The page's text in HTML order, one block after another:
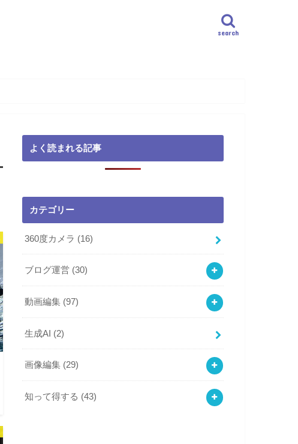
search
よく読まれる記事
カテゴリー
360度カメラ (16)
ブログ運営 (30)
動画編集 (97)
生成AI (2)
画像編集 (29)
知って得する (43)